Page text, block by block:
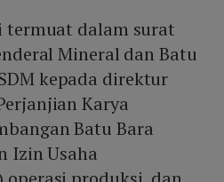
termuat dalam surat
Mineral dan Batu
kepada direktur
Karya
Batu Bara
Izin Usaha